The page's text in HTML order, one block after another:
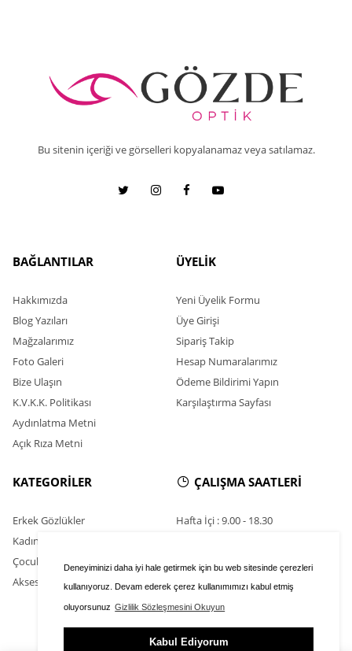
Deneyiminizi daha iyi hale getirmek için bu web sitesinde çerezleri
kullanıyoruz. Devam ederek çerez kullanımımızı kabul etmiş
oluyorsunuz Gizlilik Sözleşmesini Okuyun
Kabul Ediyorum
Bu sitenin içeriği ve görselleri kopyalanamaz veya satılamaz.
BAĞLANTILAR
Hakkımızda
Blog Yazıları
Mağzalarımız
Foto Galeri
Bize Ulaşın
K.V.K.K. Politikası
Aydınlatma Metni
Açık Rıza Metni
ÜYELİK
Yeni Üyelik Formu
Üye Girişi
Sipariş Takip
Hesap Numaralarımız
Ödeme Bildirimi Yapın
Karşılaştırma Sayfası
KATEGORİLER
Erkek Gözlükler
Kadın Gözlükler
Çocuk Gözlükleri
Aksesuarlar
ÇALIŞMA SAATLERİ
Hafta İçi : 9.00 - 18.30
Pazar : Kapalı